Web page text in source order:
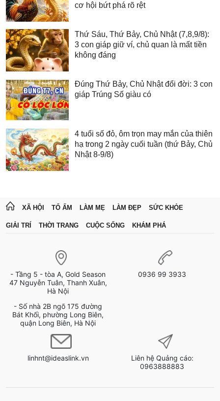
cơ hội bứt phá rõ rệt
Thứ Sáu, Thứ Bảy, Chủ Nhật (7,8,9/8):
3 con giáp giữ ví, chủ quan là mất tiền
không đáng
Đúng Thứ Bảy, Chủ Nhật đổi đời: 3 con
giáp Trúng Số giàu có
4 tuổi số đỏ, ôm trọn may mắn của thiên
hạ trong 2 ngày cuối tuần (thứ Bảy, Chủ
Nhật 8-9/8)
XÃ HỘI TỔ ẤM LÀM MẸ LÀM ĐẸP SỨC KHỎE
GIẢI TRÍ THỜI TRANG CUỘC SỐNG KHÁM PHÁ
- Tầng 5 - tòa A, Gold Season
47 Nguyễn Tuân, Thanh Xuân,
Hà Nội
- Số nhà 2B ngõ 175 đường
Bát Khối, phường Long Biên,
quận Long Biên, Hà Nội
0936 99 3933
linhnt@ideaslink.vn
Liên hệ Quảng cáo:
0963888883